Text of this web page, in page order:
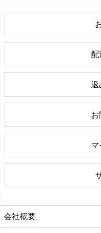
配
返
お
マ
会社概要